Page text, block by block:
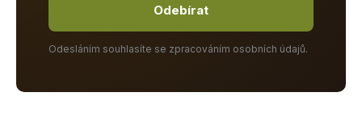
Odebírat
Odesláním souhlasíte se zpracováním osobních údajů.